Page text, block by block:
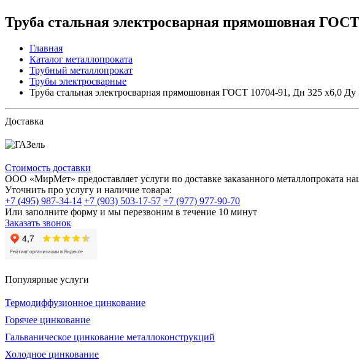
Труба стальная электросварная прямошовная
Главная
Каталог металлопроката
Трубный металлопрокат
Трубы электросварные
Труба стальная электросварная прямошовная ГОСТ 10704-91, Дн 325 х6,0
Доставка
Стоимость доставки
ООО «МирМет» предоставляет услуги по доставке заказанного металлопроката
Уточнить про услугу и наличие товара:
+7 (495) 987-34-14 +7 (903) 503-17-57 +7 (977) 977-90-70
Или заполните форму и мы перезвоним в течение 10 минут
Заказать звонок
Популярные услуги
Термодиффузионное цинкование
Горячее цинкование
Гальваническое цинкование металлоконструкций
Холодное цинкование